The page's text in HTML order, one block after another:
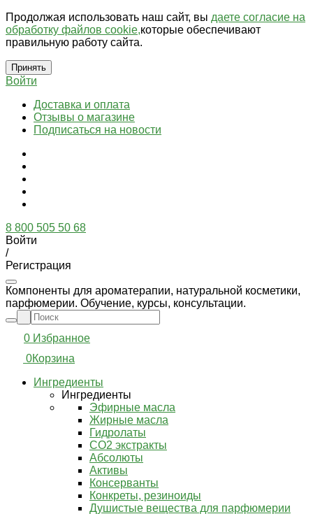
Продолжая использовать наш сайт, вы даете согласие на
обработку файлов cookie,которые обеспечивают
правильную работу сайта.
Принять
Войти
Доставка и оплата
Отзывы о магазине
Подписаться на новости
8 800 505 50 68
Войти
/
Регистрация
Компоненты для ароматерапии, натуральной косметики,
парфюмерии. Обучение, курсы, консультации.
0 Избранное
0Корзина
Ингредиенты
Ингредиенты
Эфирные масла
Жирные масла
Гидролаты
СО2 экстракты
Абсолюты
Активы
Консерванты
Конкреты, резиноиды
Душистые вещества для парфюмерии